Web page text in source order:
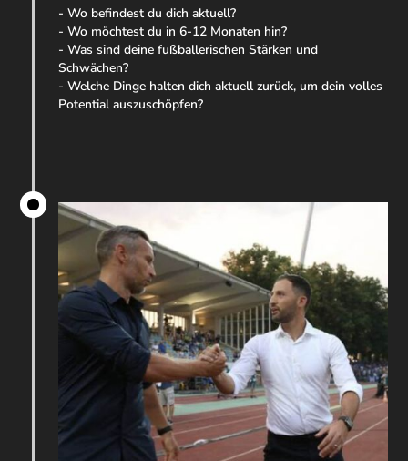
- Wo befindest du dich aktuell?
- Wo möchtest du in 6-12 Monaten hin?
- Was sind deine fußballerischen Stärken und
Schwächen?
- Welche Dinge halten dich aktuell zurück, um dein volles
Potential auszuschöpfen?